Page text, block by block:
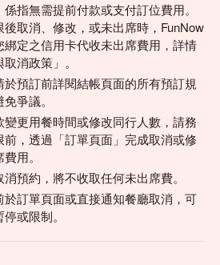
指無需提前付款或支付訂位費用。
取消、修改，或未出席時，FunNow
定之信用卡代收未出席費用，詳情
消政策」。
預訂前詳閱結帳頁面的所有預訂規
爭議。
更用餐時間或修改同行人數，請務
，透過「訂單頁面」完成取消或修
用。
預約，將不收取任何未出席費。
於訂單頁面或直接通知餐廳取消，可
或限制。